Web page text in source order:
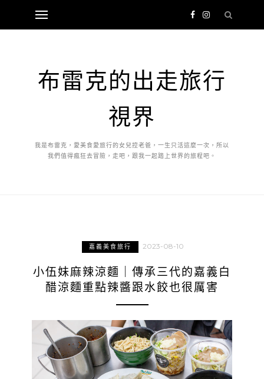
布雷克的出走旅行
視界
我是布雷克，愛美食愛旅行的女兒控老爸，一生只活這麼一次，所以
我們值得瘋狂去冒險，走吧，跟我一起踏上世界的旅程吧。
嘉義美食旅行 2023-08-10
小伍妹麻辣涼麵｜傳承三代的嘉義白
醋涼麵重點辣醬跟水餃也很厲害